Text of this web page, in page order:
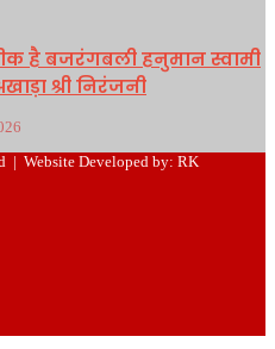
है बजरंगबली हनुमान स्वामी
श्री निरंजनी
| Website Developed by: RK